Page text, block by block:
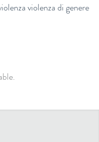
violenza di genere